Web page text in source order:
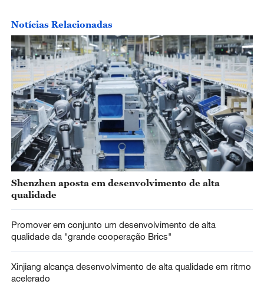
Notícias Relacionadas
Shenzhen aposta em desenvolvimento de alta
qualidade
Promover em conjunto um desenvolvimento de alta
qualidade da "grande cooperação Brics"
Xinjiang alcança desenvolvimento de alta qualidade em ritmo
acelerado